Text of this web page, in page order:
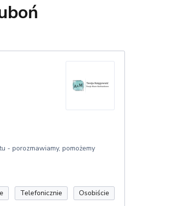
- porozmawiamy, pomożemy
Telefonicznie Osobiście